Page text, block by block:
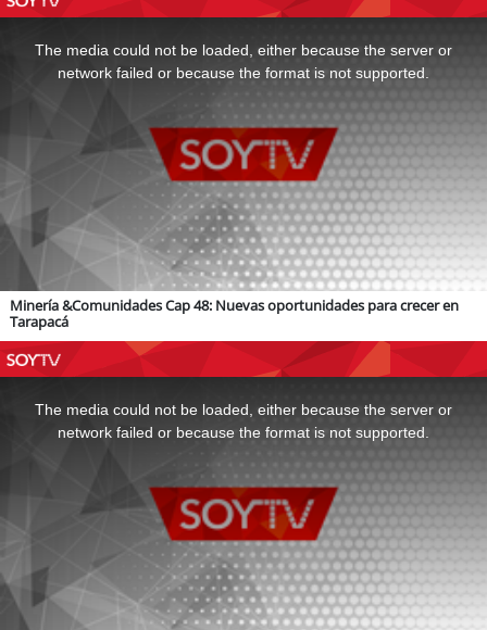
The media could not be loaded, either because the server or
network failed or because the format is not supported.
Minería &Comunidades Cap 48: Nuevas oportunidades para crecer en
Tarapacá
The media could not be loaded, either because the server or
network failed or because the format is not supported.